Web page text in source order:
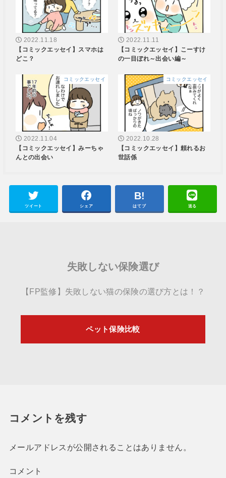
2022.11.18
【コミックエッセイ】スマホは
どこ？
2022.11.11
【コミックエッセイ】こーすけ
の一目ぼれ～出会い編～
コミックエッセイ
2022.11.04
【コミックエッセイ】みーちゃ
んとの出会い
コミックエッセイ
2022.10.28
【コミックエッセイ】頼れるお
世話係
ツイート シェア はてブ 送る
失敗しない保険選び
【FP監修】失敗しない猫の保険の選び方とは！？
ペット保険比較
コメントを残す
メールアドレスが公開されることはありません。
コメント